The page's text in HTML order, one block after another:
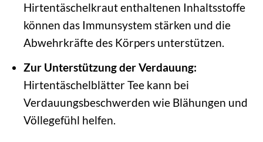
Hirtentäschelkraut enthaltenen Inhaltsstoffe
können das Immunsystem stärken und die
Abwehrkräfte des Körpers unterstützen.
Zur Unterstützung der Verdauung:
Hirtentäschelblätter Tee kann bei
Verdauungsbeschwerden wie Blähungen und
Völlegefühl helfen.